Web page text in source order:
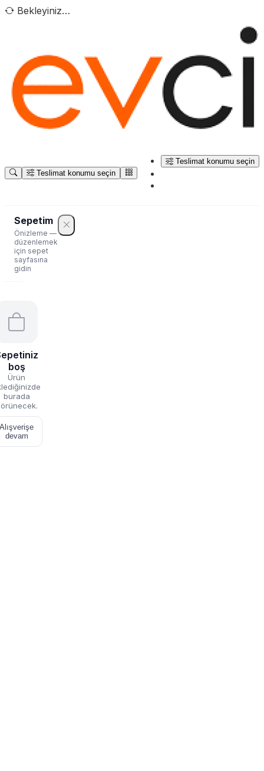
Bekleyiniz…
Teslimat konumu seçin
Teslimat konumu seçin
Sepetim
Önizleme —
düzenlemek
için sepet
sayfasına
gidin
boş
Ürün
burada
Alışverişe
devam